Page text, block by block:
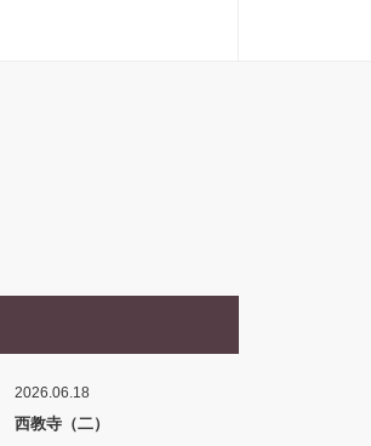
2026.06.18
西教寺（二）